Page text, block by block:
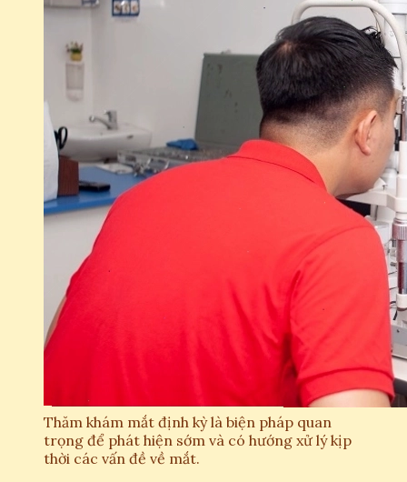
Thăm khám mắt định kỳ là biện pháp quan
trọng để phát hiện sớm và có hướng xử lý kịp
thời các vấn đề về mắt.